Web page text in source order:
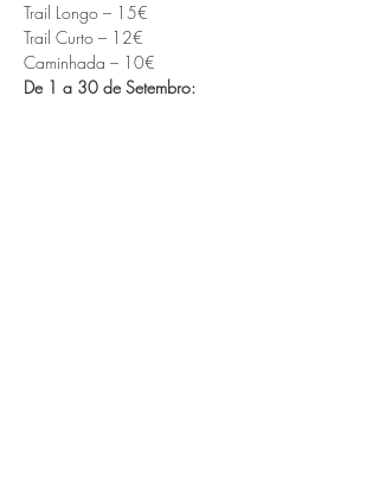
Trail Longo – 15€
Trail Curto – 12€
Caminhada – 10€
De 1 a 30 de Setembro: